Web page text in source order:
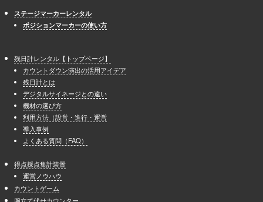
ステージマーカーレンタル
ポジションマーカーの使い方
残日計レンタル【トップページ】
カウントダウン演出の活用アイデア
残日計とは
デジタルサイネージとの違い
機材の選び方
利用方法（設営・進行・運営
導入事例
よくある質問（FAQ）
得点採点集計装置
運営ノウハウ
カウントゲーム